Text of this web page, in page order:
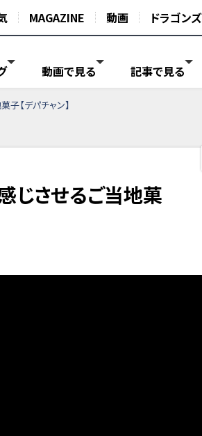
MAGAZINE 動画 ドラゴンズ
動画で見る 記事で見る
【デパチャン】
じさせるご当地菓